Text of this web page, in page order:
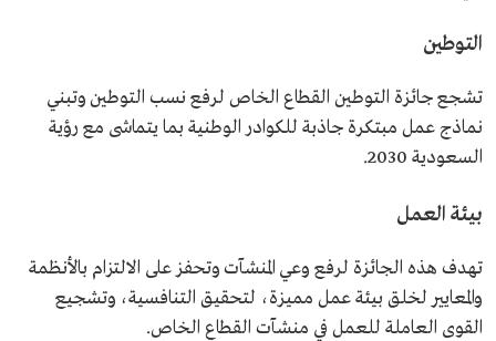
التوطين
تشجع جائزة التوطين القطاع الخاص لرفع نسب التوطين وتبني
نماذج عمل مبتكرة جاذبة للكوادر الوطنية بما يتماشى مع رؤية
السعودية 2030.
بيئة العمل
تهدف هذه الجائزة لرفع وعي المنشآت وتحفز على الالتزام بالأنظمة
والمعايير لخلق بيئة عمل مميزة، لتحقيق التنافسية، وتشجيع
القوى العاملة للعمل في منشآت القطاع الخاص.